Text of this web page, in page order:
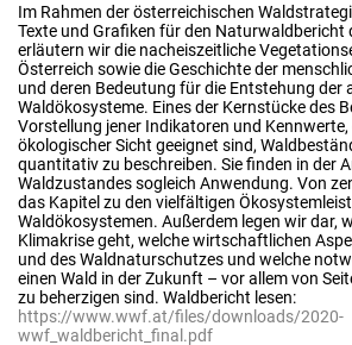
Im Rahmen der österreichischen
Texte und Grafiken für den Naturwaldbericht
erläutern wir die nacheiszeitliche
Österreich sowie die Geschichte der
und deren Bedeutung für die Entstehung der
Waldökosysteme. Eines der Kernstücke des
Vorstellung jener Indikatoren und
ökologischer Sicht geeignet sind,
quantitativ zu beschreiben. Sie finden in der
Waldzustandes sogleich Anwendung. Von
das Kapitel zu den vielfältigen
Waldökosystemen. Außerdem legen wir dar,
Klimakrise geht, welche wirtschaftlichen
und des Waldnaturschutzes und welche
einen Wald in der Zukunft – vor allem von
zu beherzigen sind. Waldbericht lesen:
https://www.wwf.at/files/downloads/2020-
wwf_waldbericht_final.pdf